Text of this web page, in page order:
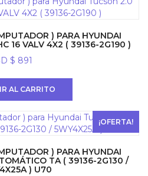
) PARA HYUNDAI
16 VALV 4X2 ( 39136-2G190 )
$ 891
AL CARRITO
¡OFERTA!
) PARA HYUNDAI
TA ( 39136-2G130 /
) U70